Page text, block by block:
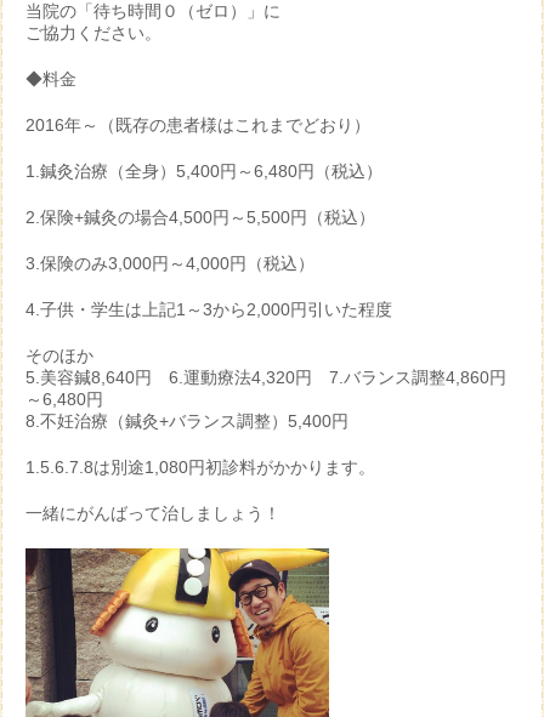
当院の「待ち時間０（ゼロ）」に
ご協力ください。
◆料金
2016年～（既存の患者様はこれまでどおり）
1.鍼灸治療（全身）5,400円～6,480円（税込）
2.保険+鍼灸の場合4,500円～5,500円（税込）
3.保険のみ3,000円～4,000円（税込）
4.子供・学生は上記1～3から2,000円引いた程度
そのほか
5.美容鍼8,640円 6.運動療法4,320円 7.バランス調整4,860円
～6,480円
8.不妊治療（鍼灸+バランス調整）5,400円
1.5.6.7.8は別途1,080円初診料がかかります。
一緒にがんばって治しましょう！